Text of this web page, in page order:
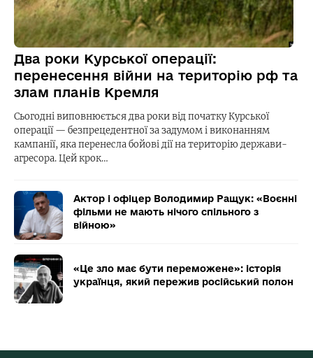
Два роки Курської операції:
перенесення війни на територію рф та
злам планів Кремля
Сьогодні виповнюється два роки від початку Курської
операції — безпрецедентної за задумом і виконанням
кампанії, яка перенесла бойові дії на територію держави-
агресора. Цей крок…
Актор і офіцер Володимир Ращук: «Воєнні
фільми не мають нічого спільного з
війною»
«Це зло має бути переможене»: історія
українця, який пережив російський полон